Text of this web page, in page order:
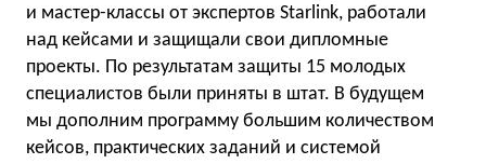
и мастер-классы от экспертов Starlink, работали
над кейсами и защищали свои дипломные
проекты. По результатам защиты 15 молодых
специалистов были приняты в штат. В будущем
мы дополним программу большим количеством
кейсов, практических заданий и системой